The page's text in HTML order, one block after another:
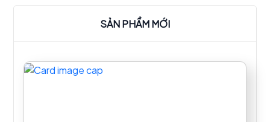
khám phá sức mạnh và đa dạng của kệ inox công
nghiệp và cách chúng đóng vai trò quan trọng
trong việc tối ưu hóa quản lý không gian.
SẢN PHẨM MỚI